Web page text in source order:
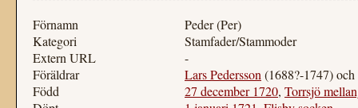
Förnamn
Peder (Per)
Kategori
Stamfader/Stammoder
Extern URL
-
Föräldrar
Lars Pedersson (1688?-1747) och
Född
27 december 1720, Torrsjö